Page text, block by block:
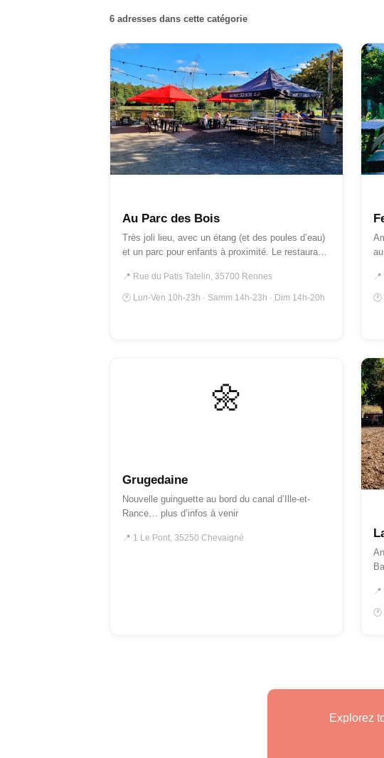
6 adresses dans cette catégorie
Au Parc des Bois
Très joli lieu, avec un étang (et des poules d’eau)
et un parc pour enfants à proximité. Le restaura…
📍 Rue du Patis Tatelin, 35700 Rennes
🕐 Lun-Ven 10h-23h · Samm 14h-23h · Dim 14h-20h 🕐
🌼
Grugedaine
Nouvelle guinguette au bord du canal d’Ille-et-
Rance… plus d’infos à venir
📍 1 Le Pont, 35250 Chevaigné
🕐
Explorez